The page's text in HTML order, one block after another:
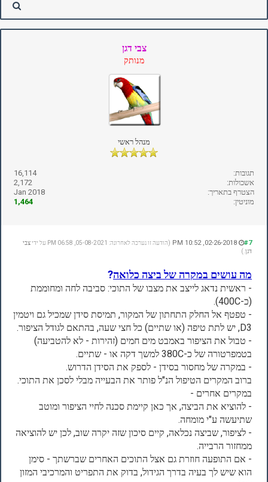
צבי דגן
מנותק
מנהל ראשי
תגובות:
16,114
אשכולות:
2,172
הצטרף בתאריך:
Jan 2018
מוניטין:
1,464
#7 (הודעה זו נערכה לאחרונה: 05-08-2021, 06:58 PM על ידי
צבי
דגן .)
מה עושים במקרה של ביצה כלואה?
- ראשית נדאג לייצב את מצבו של התוכי: סביבה לחה ומחוממת
(כ-400C).
- טפטף אל החלק התחתון של המקור, תמיסת סידן שמכיל גם ויטמין
D3, יש לתת טיפה (או שתיים) כל חצי שעה, בהתאם לגודל הציפור.
- טבול את הציפור באמבט מים חמים (זהירות - לא להטביעה)
בטמפרטורה של כ-380C למשך דקה או - שתיים.
- במקרה של מחסור בסידן - לספק את הסידן הדרוש.
ברוב המקרים הטיפול הנ"ל פותר את הבעייה מבלי לסכן את התוכי.
במקרים אחרים -
- להוציא את הביצה, אך כאן קיימת סכנה לחיי הציפור ומוטב
שתיעשה ע"י מומחה.
- לציפור, שביצה נכלאה, קיים סיכון שזה יקרה שוב, לכן יש להוציאה
ממחזור הרבייה.
- אם התופעה חוזרת גם אצל התוכים האחרים שברשתך - סימן
הוא שיש לך בעיה בדרך הגידול, בדוק את התפריט והמרכיבי המזון